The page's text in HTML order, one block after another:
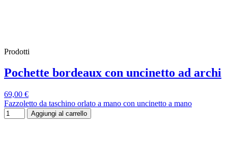
Prodotti
Pochette bordeaux con uncinetto ad archi
69,00 €
Fazzoletto da taschino orlato a mano con uncinetto a mano
Aggiungi al carrello